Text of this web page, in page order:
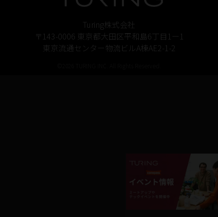
Turing株式会社
〒143-0006 東京都大田区平和島6丁目1ー1
東京流通センター物流ビルA棟AE2-1-2